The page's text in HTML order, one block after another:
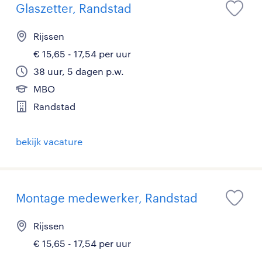
Glaszetter, Randstad
Rijssen
€ 15,65 - 17,54 per uur
38 uur, 5 dagen p.w.
MBO
Randstad
bekijk vacature
Montage medewerker, Randstad
Rijssen
€ 15,65 - 17,54 per uur